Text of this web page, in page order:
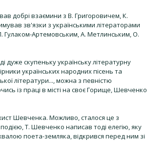
добрі взаємини з В. Григоровичем, К.
зв'язки з українськими літераторами
Гулаком-Артемовським, А. Метлинським, О.
скупеньку українську літературну
українських народних пісень та
літератури..., можна з певністю
із праці в місті на своє Горище, Шевченко
Шевченка. Можливо, сталося це з
Т. Шевченко написав тоді елегію, яку
поета-земляка, відкрився перед ним зі